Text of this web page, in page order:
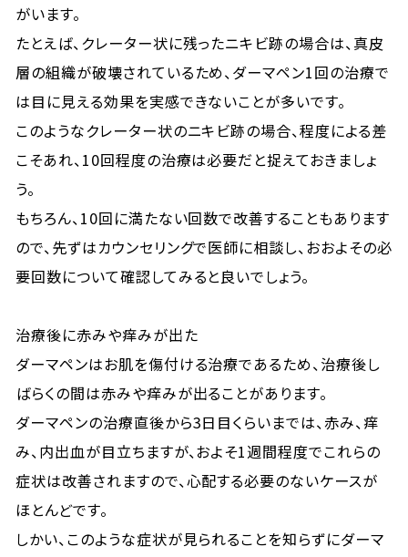
がいます。
たとえば、クレーター状に残ったニキビ跡の場合は、真皮
層の組織が破壊されているため、ダーマペン1回の治療で
は目に見える効果を実感できないことが多いです。
このようなクレーター状のニキビ跡の場合、程度による差
こそあれ、10回程度の治療は必要だと捉えておきましょ
う。
もちろん、10回に満たない回数で改善することもあります
ので、先ずはカウンセリングで医師に相談し、おおよその必
要回数について確認してみると良いでしょう。
治療後に赤みや痒みが出た
ダーマペンはお肌を傷付ける治療であるため、治療後し
ばらくの間は赤みや痒みが出ることがあります。
ダーマペンの治療直後から3日目くらいまでは、赤み、痒
み、内出血が目立ちますが、およそ1週間程度でこれらの
症状は改善されますので、心配する必要のないケースが
ほとんどです。
しかい、このような症状が見られることを知らずにダーマ